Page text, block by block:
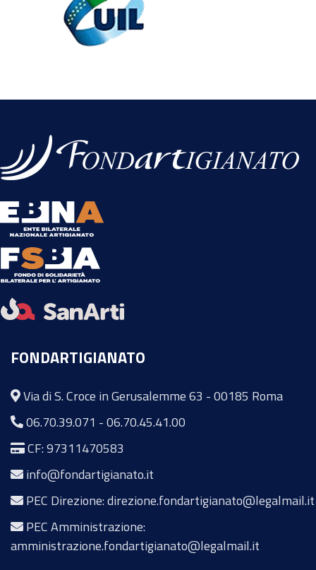
FONDARTIGIANATO
Via di S. Croce in Gerusalemme 63 - 00185 Roma
06.70.39.071 -06.70.45.41.00
CF: 97311470583
info@fondartigianato.it
PEC Direzione: direzione.fondartigianato@legalmail.it
PEC Amministrazione:
amministrazione.fondartigianato@legalmail.it